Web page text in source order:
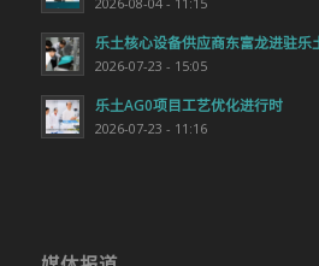
乐土核心设备供应商东富龙进驻
2026-07-23 - 15:05
乐土AG0项目工艺优化进行时
2026-07-23 - 11:16